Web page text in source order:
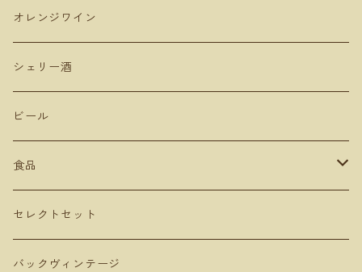
ムルシア
Lowbrow Craft
リタファーム&ワイナリー
マンズワイン 小諸ワイナリー
テールドシエル
山梨
ドメーヌヒデ
くらむぼん
岡山
コルトラーダ
大分
安心院ワイナリー
ガルナッチャ グルナッシュ
メルロー
プルサール
カベルネソービニョン
カベルネフラン
オレンジワイン
シェリー酒
ビール
食品
オリーブオイル
ビネガー
セレクトセット
バックヴィンテージ